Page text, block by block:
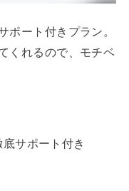
ポート付きプラン。
くれるので、モチベ
サポート付き